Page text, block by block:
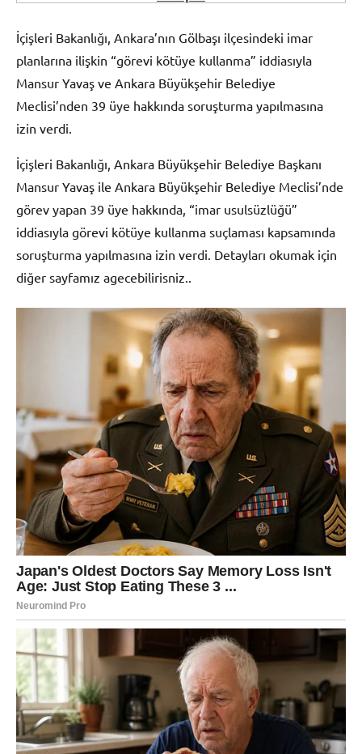
İçişleri Bakanlığı, Ankara’nın Gölbaşı ilçesindeki imar
planlarına ilişkin “görevi kötüye kullanma” iddiasıyla
Mansur Yavaş ve Ankara Büyükşehir Belediye
Meclisi’nden 39 üye hakkında soruşturma yapılmasına
izin verdi.
İçişleri Bakanlığı, Ankara Büyükşehir Belediye Başkanı
Mansur Yavaş ile Ankara Büyükşehir Belediye Meclisi’nde
görev yapan 39 üye hakkında, “imar usulsüzlüğü”
iddiasıyla görevi kötüye kullanma suçlaması kapsamında
soruşturma yapılmasına izin verdi. Detayları okumak için
diğer sayfamız agecebilirisniz..